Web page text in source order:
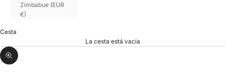
Zimbabue (EUR
€)
Cesta
La cesta está vacía
Zoom